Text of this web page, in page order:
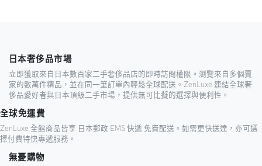
日本奢侈品市場
立即獲取來自日本數百家二手奢侈品店的即時訪問權限。瀏覽來自多個賣
家的數萬件精品，並在同一筆訂單內輕鬆全球配送。ZenLuxe 連結全球奢
侈品愛好者與日本頂級二手市場，提供無可比擬的選擇與便利性。
全球免運費
ZenLuxe 全館商品皆享 日本郵政 EMS 快遞 免費配送。如需更快送達，亦可選
擇付費特快專遞服務。
無憂購物